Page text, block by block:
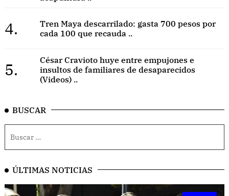
4.
Tren Maya descarrilado: gasta 700 pesos por
cada 100 que recauda ..
5.
César Cravioto huye entre empujones e
insultos de familiares de desaparecidos
(Videos) ..
BUSCAR
ÚLTIMAS NOTICIAS